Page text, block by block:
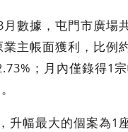
數據，屯門市廣場
主帳面獲利，比例
；月內僅錄得1
升幅最大的個案為1